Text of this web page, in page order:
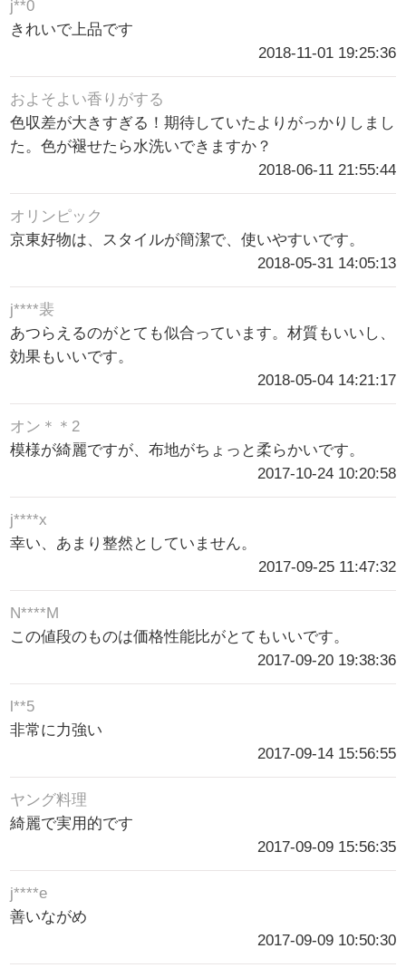
j**0
きれいで上品です
2018-11-01 19:25:36
およそよい香りがする
色収差が大きすぎる！期待していたよりがっかりしまし
た。色が褪せたら水洗いできますか？
2018-06-11 21:55:44
オリンピック
京東好物は、スタイルが簡潔で、使いやすいです。
2018-05-31 14:05:13
j****裴
あつらえるのがとても似合っています。材質もいいし、
効果もいいです。
2018-05-04 14:21:17
オン＊＊2
模様が綺麗ですが、布地がちょっと柔らかいです。
2017-10-24 10:20:58
j****x
幸い、あまり整然としていません。
2017-09-25 11:47:32
N****M
この値段のものは価格性能比がとてもいいです。
2017-09-20 19:38:36
l**5
非常に力強い
2017-09-14 15:56:55
ヤング料理
綺麗で実用的です
2017-09-09 15:56:35
j****e
善いながめ
2017-09-09 10:50:30